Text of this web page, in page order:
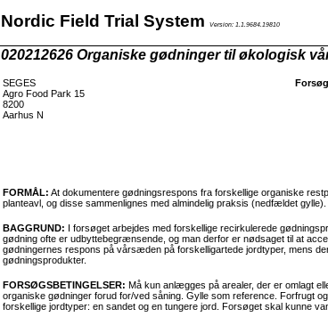
Nordic Field Trial System Version: 1.1.9684.19810
020212626 Organiske gødninger til økologisk
SEGES
Agro Food Park 15
8200
Aarhus N
FORMÅL: At dokumentere gødningsrespons fra forskellige organiske
planteavl, og disse sammenlignes med almindelig praksis (nedfældet gylle).
BAGGRUND: I forsøget arbejdes med forskellige recirkulerede
gødning ofte er udbyttebegrænsende, og man derfor er nødsaget til at
gødningernes respons på vårsæden på forskelligartede jordtyper, mens
gødningsprodukter.
FORSØGSBETINGELSER: Må kun anlægges på arealer, der er omlagt
organiske gødninger forud for/ved såning. Gylle som reference.
forskellige jordtyper: en sandet og en tungere jord. Forsøget skal kunne